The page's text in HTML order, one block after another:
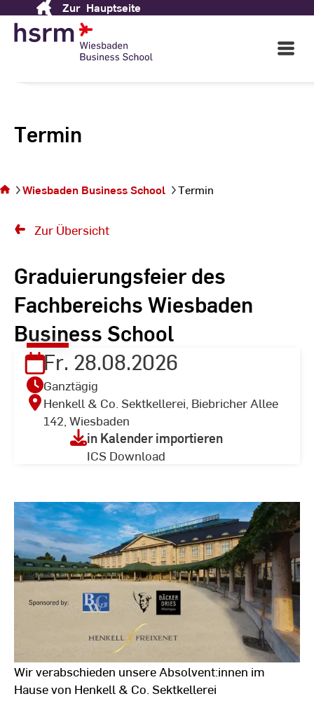
Content
Zur Hauptseite
Open
Main
Termin
sich auf
der
Termin
Wiesbaden Business School Termin
Zur Übersicht
Graduierungsfeier des
Fachbereichs Wiesbaden
Business School
Fr. 28.08.2026
Ganztägig
Henkell & Co. Sektkellerei, Biebricher Allee
142, Wiesbaden
in Kalender importieren
ICS Download
Wir verabschieden unsere Absolvent:innen im
Hause von Henkell & Co. Sektkellerei